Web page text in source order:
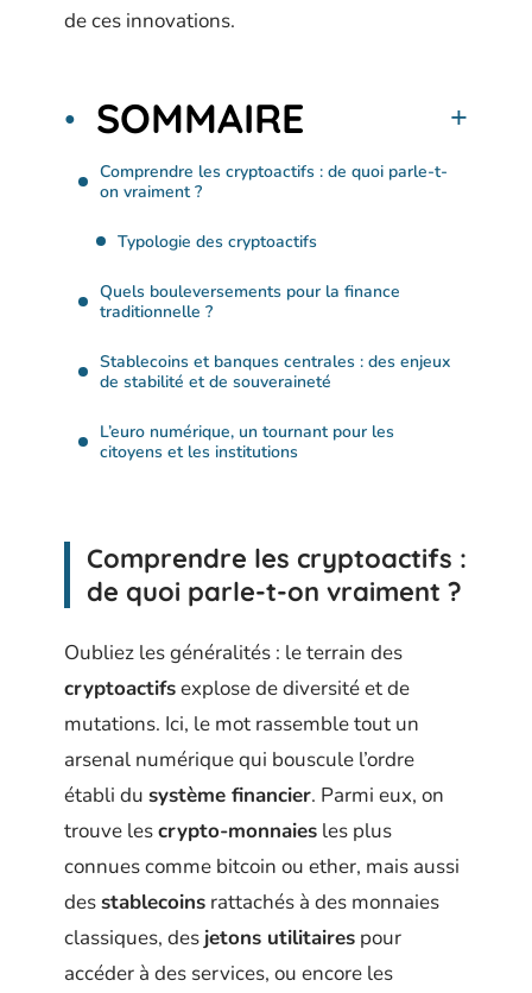
de ces innovations.
SOMMAIRE
Comprendre les cryptoactifs : de quoi parle-t-
on vraiment ?
Typologie des cryptoactifs
Quels bouleversements pour la finance
traditionnelle ?
Stablecoins et banques centrales : des enjeux
de stabilité et de souveraineté
L’euro numérique, un tournant pour les
citoyens et les institutions
Comprendre les cryptoactifs :
de quoi parle-t-on vraiment ?
Oubliez les généralités : le terrain des
cryptoactifsexplose de diversité et de
mutations. Ici, le mot rassemble tout un
arsenal numérique qui bouscule l’ordre
établi du système financier. Parmi eux, on
trouve lescrypto-monnaies les plus
connues comme bitcoin ou ether, mais aussi
desstablecoins rattachés à des monnaies
classiques, des jetons utilitaires pour
accéder à des services, ou encore les